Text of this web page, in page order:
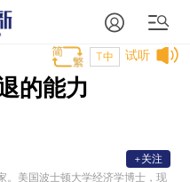
试听
T中
的能力
。美国波士顿大学经济学博士，现
+关注